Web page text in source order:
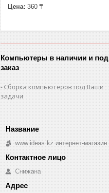
Цена: 360 ₸
Компьютеры в наличии и под
заказ
Сборка компьютеров под Ваши
задачи
www.ideas.kz интернет-магазин
Снижана